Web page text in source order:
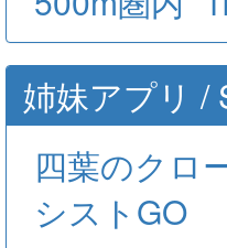
姉妹アプリ /
四葉のクロ
シストGO